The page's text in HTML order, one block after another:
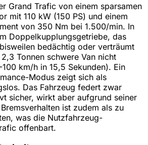
Grand Trafic von einem sparsamen
mit 110 kW (150 PS) und einem
von 350 Nm bei 1.500/min. In
Doppelkupplungsgetriebe, das
bedächtig oder verträumt
Tonnen schwere Van nicht
km/h in 15,5 Sekunden). Ein
Modus zeigt sich als
Das Fahrzeug federt zwar
sicher, wirkt aber aufgrund seiner
ist zudem als zu
was die Nutzfahrzeug-
offenbart.